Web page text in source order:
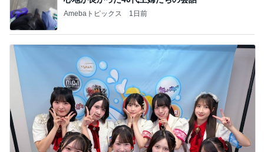
Amebaトピックス 1日前